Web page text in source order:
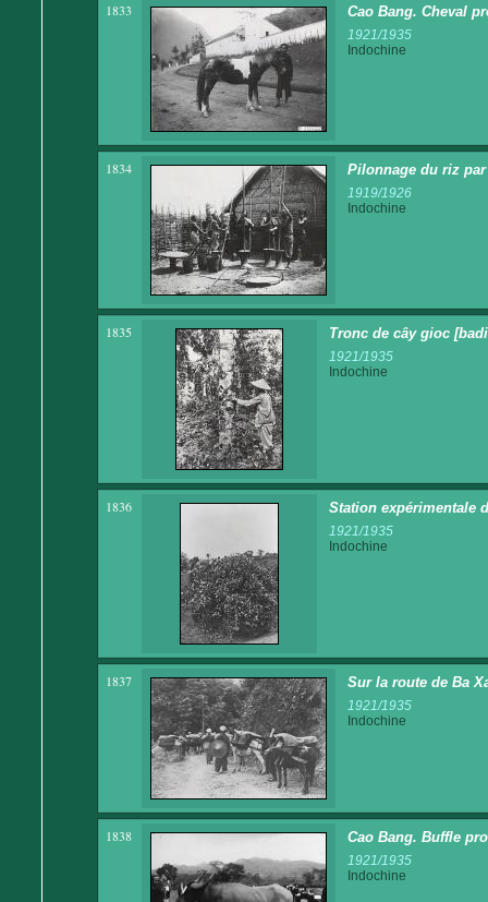
1833 Cao Bang. Cheval
1921/1935
Indochine
1834 Pilonnage du riz
1919/1926
Indochine
1835 Tronc de cây gioc
1921/1935
Indochine
1836 Station expérimentale
1921/1935
Indochine
1837 Sur la route de Ba
1921/1935
Indochine
1838 Cao Bang. Buffle
1921/1935
Indochine